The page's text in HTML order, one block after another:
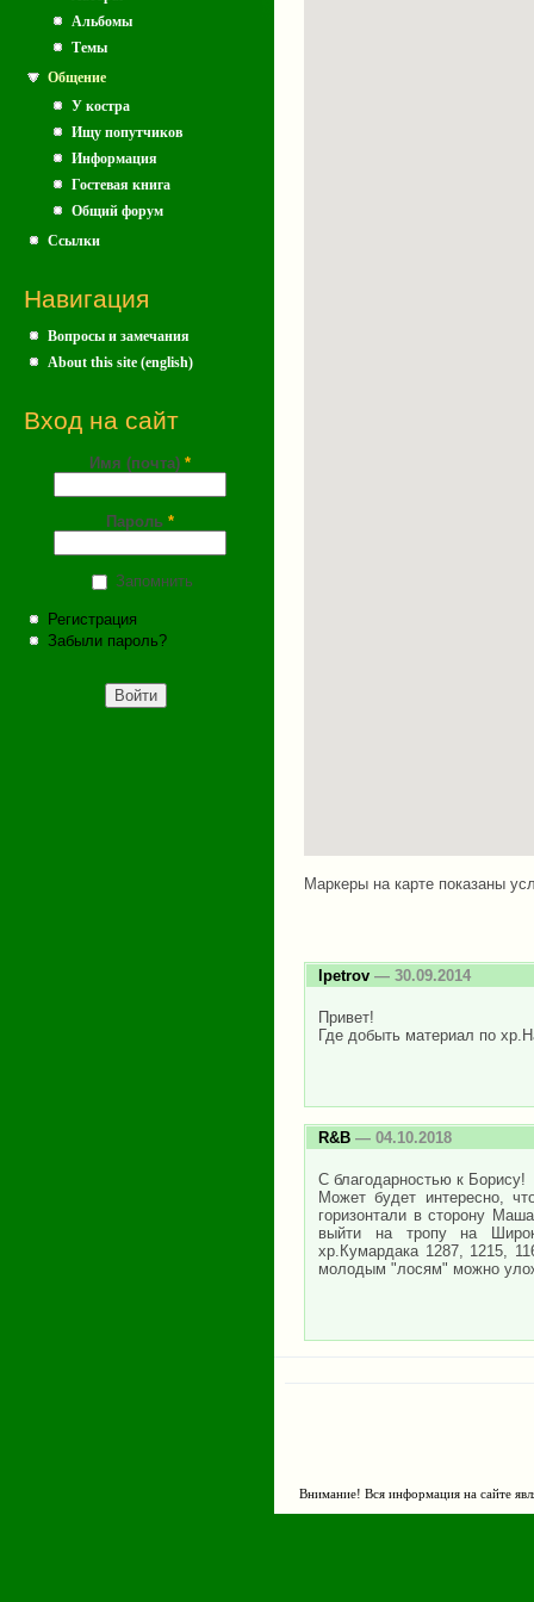
Альбомы
Темы
Общение
У костра
Ищу попутчиков
Информация
Гостевая книга
Общий форум
Ссылки
Навигация
Вопросы и замечания
About this site (english)
Вход на сайт
Имя (почта) *
Пароль *
Запомнить
Регистрация
Забыли пароль?
Маркеры на карте показаны
lpetrov — 30.09.2014
Привет!
Где добыть материал по
R&B — 04.10.2018
С благодарностью к Борису!
Может будет интересно,
горизонтали в сторону
выйти на тропу на
хр.Кумардака 1287, 1215,
молодым "лосям" можно
Внимание! Вся информация на сайте